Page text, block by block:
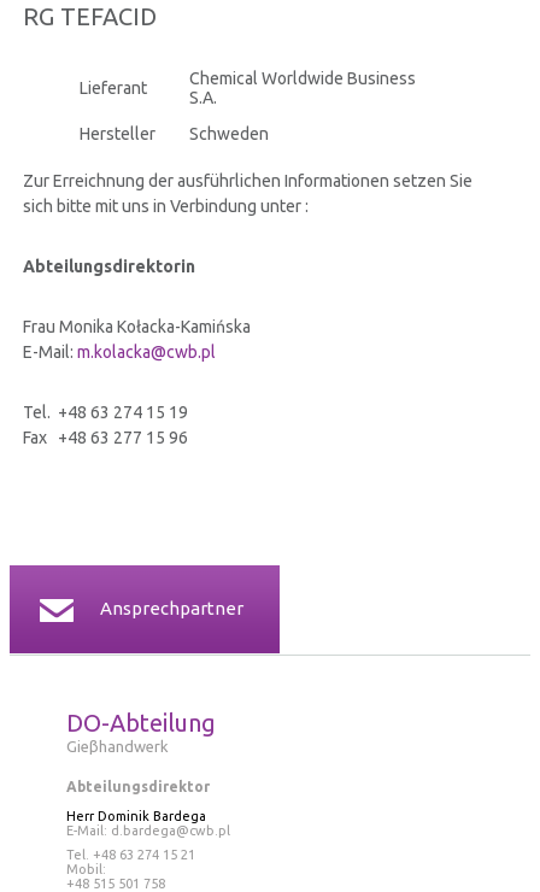
INFORMATIONSSICHERHEIT
KONTAKT
RG TEFACID
Lieferant
Chemical Worldwide Business
S.A.
Hersteller
Schweden
Zur Erreichnung der ausführlichen Informationen setzen Sie
sich bitte mit uns in Verbindung unter :
Abteilungsdirektorin
Frau Monika Kołacka-Kamińska
E-Mail: m.kolacka@cwb.pl
Tel. +48 63 274 15 19
Fax +48 63 277 15 96
Ansprechpartner
DO-Abteilung
Gieβhandwerk
Abteilungsdirektor
Herr Dominik Bardega
E-Mail: d.bardega@cwb.pl
Tel. +48 63 274 15 21
Mobil:
+48 515 501 758